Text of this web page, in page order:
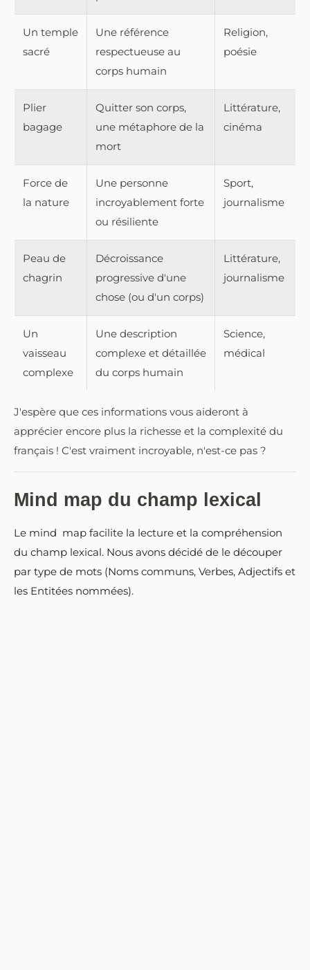
Un temple
sacré
Une référence
respectueuse au
corps humain
Religion,
poésie
Plier
bagage
Quitter son corps,
une métaphore de la
mort
Littérature,
cinéma
Force de
la nature
Une personne
incroyablement forte
ou résiliente
Sport,
journalisme
Peau de
chagrin
Décroissance
progressive d'une
chose (ou d'un corps)
Littérature,
journalisme
Un
vaisseau
complexe
Une description
complexe et détaillée
du corps humain
Science,
médical
J'espère que ces informations vous aideront à
apprécier encore plus la richesse et la complexité du
français ! C'est vraiment incroyable, n'est-ce pas ?
Mind map du champ lexical
Le mind map facilite la lecture et la compréhension
du champ lexical. Nous avons décidé de le découper
par type de mots (Noms communs, Verbes, Adjectifs et
les Entitées nommées).